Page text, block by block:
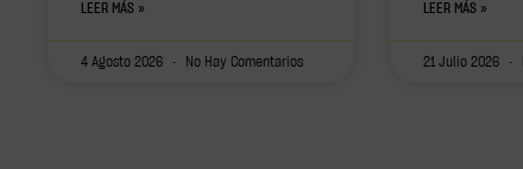
LEER MÁS »
4 Agosto 2026 No Hay Comentarios
LEER MÁS »
21 Julio 2026